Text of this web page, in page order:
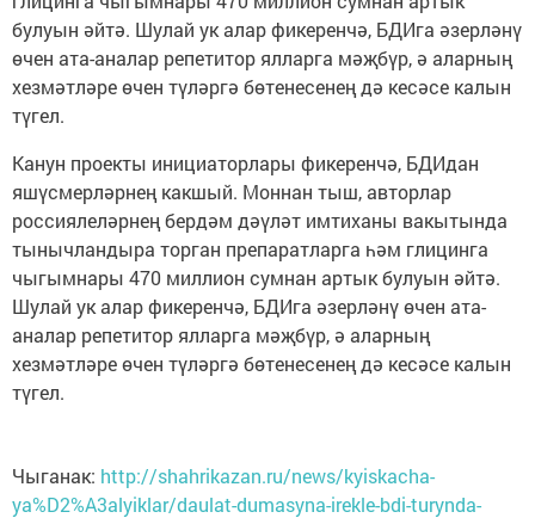
булуын әйтә. Шулай ук алар фикеренчә, БДИга әзерләнү
өчен ата-аналар репетитор ялларга мәҗбүр, ә аларның
хезмәтләре өчен түләргә бөтенесенең дә кесәсе калын
түгел.
Канун проекты инициаторлары фикеренчә, БДИдан
яшүсмерләрнең какшый. Моннан тыш, авторлар
россиялеләрнең бердәм дәүләт имтиханы вакытында
тынычландыра торган препаратларга һәм глицинга
чыгымнары 470 миллион сумнан артык булуын әйтә.
Шулай ук алар фикеренчә, БДИга әзерләнү өчен ата-
аналар репетитор ялларга мәҗбүр, ә аларның
хезмәтләре өчен түләргә бөтенесенең дә кесәсе калын
түгел.
Чыганак: http://shahrikazan.ru/news/kyiskacha-
ya%D2%A3alyiklar/daulat-dumasyna-irekle-bdi-turynda-